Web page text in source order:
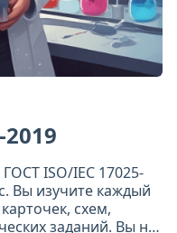
ISO/IEC 17025-
Вы изучите каждый
схем,
заданий. Вы не